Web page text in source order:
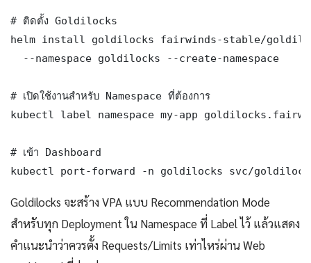
# ติดตั้ง Goldilocks
helm install goldilocks fairwinds-stable/
  --namespace goldilocks --create-namespace
# เปิดใช้งานสำหรับ Namespace ที่ต้องการ
kubectl label namespace my-app
# เข้า Dashboard
kubectl port-forward -n goldilocks svc/
Goldilocks จะสร้าง VPA แบบ Recommendation Mode
สำหรับทุก Deployment ใน Namespace ที่ Label ไว้ แล้วแสดง
คำแนะนำว่าควรตั้ง Requests/Limits เท่าไหร่ผ่าน Web